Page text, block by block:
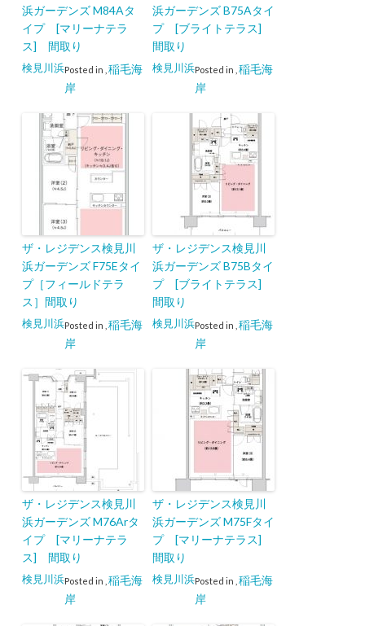
浜ガーデンズ M84Aタ
イプ [マリーナテラ
ス] 間取り
Posted in
検見川浜
稲毛海
岸
浜ガーデンズ B75Aタイ
プ [ブライトテラス]
間取り
Posted in
検見川浜
稲毛海
岸
ザ・レジデンス検見川
浜ガーデンズ F75Eタイ
プ［フィールドテラ
ス］間取り
Posted in
検見川浜
稲毛海
岸
ザ・レジデンス検見川
浜ガーデンズ B75Bタイ
プ [ブライトテラス]
間取り
Posted in
検見川浜
稲毛海
岸
ザ・レジデンス検見川
浜ガーデンズ M76Arタ
イプ [マリーナテラ
ス] 間取り
Posted in
検見川浜
稲毛海
岸
ザ・レジデンス検見川
浜ガーデンズ M75Fタイ
プ [マリーナテラス]
間取り
Posted in
検見川浜
稲毛海
岸